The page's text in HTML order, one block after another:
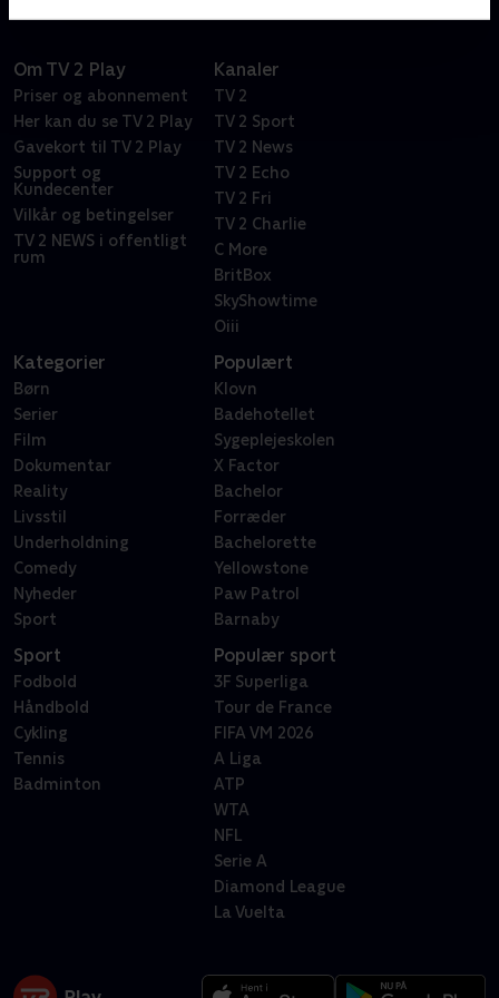
Om TV 2 Play
Priser og abonnement
Her kan du se TV 2 Play
Gavekort til TV 2 Play
Support og
Kundecenter
Vilkår og betingelser
TV 2 NEWS i offentligt
rum
Kanaler
TV 2
TV 2 Sport
TV 2 News
TV 2 Echo
TV 2 Fri
TV 2 Charlie
C More
BritBox
SkyShowtime
Oiii
Kategorier
Børn
Serier
Film
Dokumentar
Reality
Livsstil
Underholdning
Comedy
Nyheder
Sport
Populært
Klovn
Badehotellet
Sygeplejeskolen
X Factor
Bachelor
Forræder
Bachelorette
Yellowstone
Paw Patrol
Barnaby
Sport
Fodbold
Håndbold
Cykling
Tennis
Badminton
Populær sport
3F Superliga
Tour de France
FIFA VM 2026
A Liga
ATP
WTA
NFL
Serie A
Diamond League
La Vuelta